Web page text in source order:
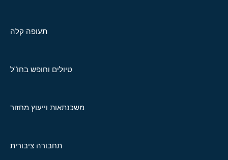
תעופה קלה
טיולים וחופש בחו"ל
משכנתאות וייעוץ מחזור
תחבורה ציבורית